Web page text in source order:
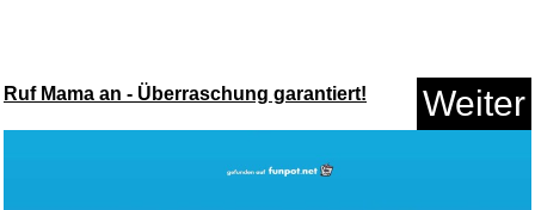
Ruf Mama an - Überraschung garantiert! Weiter